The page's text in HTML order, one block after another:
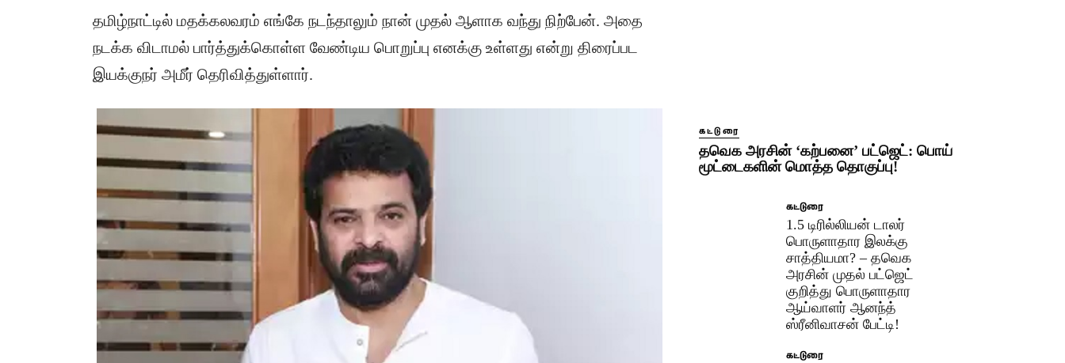
தமிழ்நாட்டில் மதக்கலவரம் எங்கே நடந்தாலும் நான் முதல் ஆளாக வந்து நிற்பேன். அதை
நடக்க விடாமல் பார்த்துக்கொள்ள வேண்டிய பொறுப்பு எனக்கு உள்ளது என்று திரைப்பட
இயக்குநர் அமீர் தெரிவித்துள்ளார்.
கட்டுரை
தவெக அரசின் ‘கற்பனை’ பட்ஜெட்: பொய்
மூட்டைகளின் மொத்த தொகுப்பு!
கட்டுரை
1.5 டிரில்லியன் டாலர்
பொருளாதார இலக்கு
சாத்தியமா? – தவெக
அரசின் முதல் பட்ஜெட்
குறித்து பொருளாதார
ஆய்வாளர் ஆனந்த்
ஸ்ரீனிவாசன் பேட்டி!
கட்டுரை